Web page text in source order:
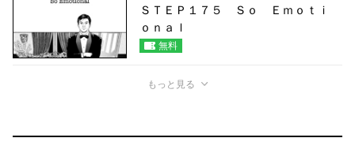
ＳＴＥＰ１７５ Ｓｏ Ｅｍｏｔｉ
ｏｎａｌ
無料
もっと見る